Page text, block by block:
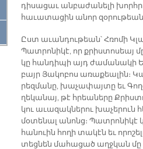
դի­սա­ցաւ ան­բա­ժա­նե­լի
հա­ւա­տա­ցին ա­նոր
Ըստ ա­ւան­դու­թեան՝ Հռո­մի
Պատ­րո­նի­կէ, որ քրիս­տո­սեայ
կը հան­դի­պի այդ ժա­մա­նա­կի
բայր Յա­կո­բոս ա­ռա­քեա­լին։
րեզ­մա­նը, խա­չա­փայ­տը եւ
ղե­կա­նայ, թէ հրեա­նե­րը
կու ա­ւա­զակ­նե­րու խա­չե­րուն
մօ­տե­նալ ա­նոնց։ Պատ­րո­նի­կէ
հա­նուին հո­ղի տա­կէն եւ
տեց­նեն մա­հա­ցած աղջ­կան մը